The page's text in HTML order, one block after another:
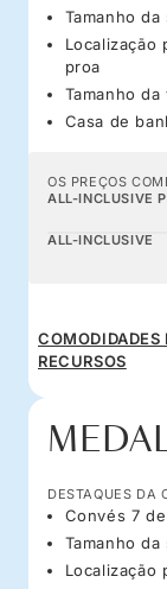
Tamanho
Localização
proa
Tamanho
Casa de
OS PREÇOS
ALL-INCLUSIVE
ALL-INCLUSIVE
COMODIDADES
RECURSOS
DESTAQUES DA
Convés 7
Tamanho
Localização